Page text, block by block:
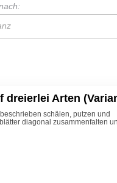
dreierlei Arten
schälen, putzen und
diagonal zusammenfalten